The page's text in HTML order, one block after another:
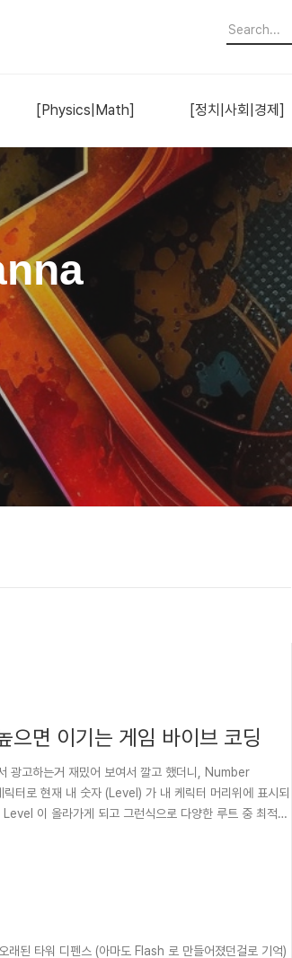
[Physics|Math] [정치|사회|경제]
면 이기는 게임 바이브 코딩
광고하는거 재밌어 보여서 깔고 했더니, Number
터로 현재 내 숫자 (Level) 가 내 케릭터 머리위에 표시되
이 올라가게 되고 그런식으로 다양한 루트 중 최적의
된 타워 디펜스 (아마도 Flash 로 만들어졌던걸로 기억)